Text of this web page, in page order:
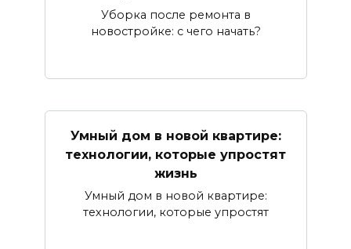
Уборка после ремонта в
новостройке: с чего начать?
Умный дом в новой квартире:
технологии, которые упростят
жизнь
Умный дом в новой квартире:
технологии, которые упростят